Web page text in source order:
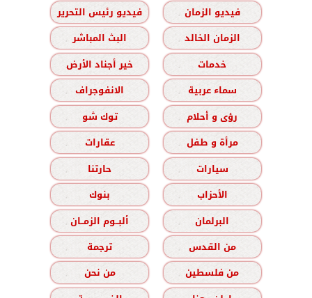
فيديو الزمان
فيديو رئيس التحرير
الزمان الخالد
البث المباشر
خدمات
خير أجناد الأرض
سماء عربية
الانفوجراف
رؤى و أحلام
توك شو
مرأة و طفل
عقارات
سيارات
حارتنا
الأحزاب
بنوك
البرلمان
ألبــوم الزمــان
من القدس
ترجمة
من فلسطين
من نحن